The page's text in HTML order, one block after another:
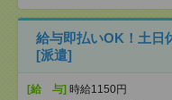
給与即払いOK！土日
[派遣]
[給 与] 時給1150円